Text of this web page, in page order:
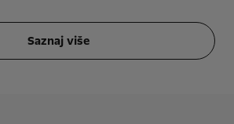
Saznaj više